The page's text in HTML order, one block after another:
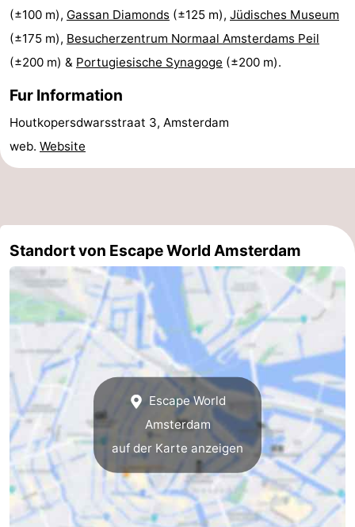
Märkte
-
Warenhäuser
Veranstaltungen
Spezial
Kanale
Geschichte
Stadt
Diamante
im
Zentrum
Gärten
und
Parks
Stadtviertel
Umgebung
-
Nordholland
-
(±100 m), Gassan Diamonds (±125 m), Jüdisches Museum
(±175 m), Besucherzentrum Normaal Amsterdams Peil
(±200 m) & Portugiesische Synagoge (±200 m).
Fur Information
Houtkopersdwarsstraat 3, Amsterdam
web. Website
Standort von Escape World Amsterdam
Escape World
Amsterdam
auf der Karte anzeigen